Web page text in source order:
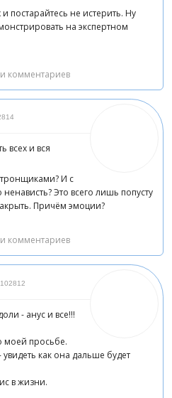
постарайтесь не истерить. Ну
на экспертном
комментариев
всех и вся
И с
Это всего лишь попусту
Причём эмоции?
комментариев
- анус и все!!!
моей просьбе.
как она дальше будет
в жизни.